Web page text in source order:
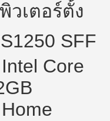
วเตอร์ตั้ง
SFF
Core